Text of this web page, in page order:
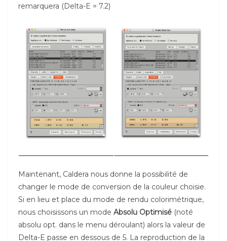
remarquera (Delta-E = 7.2)
Maintenant, Caldera nous donne la possibilité de
changer le mode de conversion de la couleur choisie.
Si en lieu et place du mode de rendu colorimétrique,
nous choisissons un mode Absolu Optimisé (noté
absolu opt. dans le menu déroulant) alors la valeur de
Delta-E passe en dessous de 5. La reproduction de la